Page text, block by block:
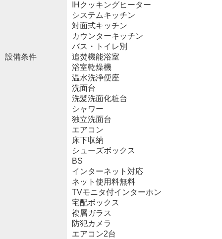
設備条件
IHクッキングヒーター
システムキッチン
対面式キッチン
カウンターキッチン
バス・トイレ別
追焚機能浴室
浴室乾燥機
温水洗浄便座
洗面台
洗髪洗面化粧台
シャワー
独立洗面台
エアコン
床下収納
シューズボックス
BS
インターネット対応
ネット使用料無料
TVモニタ付インターホン
宅配ボックス
複層ガラス
防犯カメラ
エアコン2台